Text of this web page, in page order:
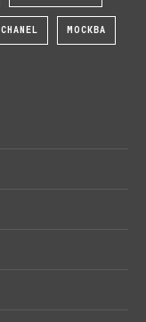
CHANEL МОСКВА